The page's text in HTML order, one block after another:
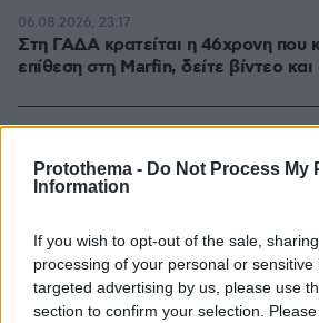
Protothema - Do Not Process My
Information
If you wish to opt-out of the sale,
processing of your personal or
targeted advertising by us, please use
section to confirm your selection.
Στη ΓΑΔΑ κρατείται η 46χρονη που
επίθεση στη Marfin, δείτε βίντεο
06.08.2026, 23:17
ΔΕΙΤΕ ΟΛΕΣ ΤΙΣ ΕΙΔΗΣΕΙΣ
ΤΑ ΠΙΟ ΔΗΜΟΦΙΛΗ